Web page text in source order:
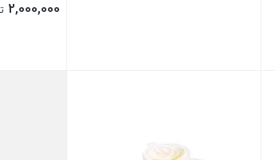
2,000,000